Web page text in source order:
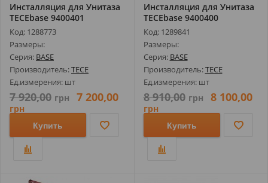
Инсталляция для Унитаза
TECEbase 9400401
Комплект 2-...
Код: 1288773
Размеры:
Серия: BASE
Производитель:TECE
Ед.измерения: шт
7 920,00 грн 7 200,00
грн
Купить
Инсталляция для Унитаза
TECEbase 9400400
Комплект 3-...
Код: 1289841
Размеры:
Серия: BASE
Производитель:TECE
Ед.измерения: шт
8 910,00 грн 8 100,00
грн
Купить